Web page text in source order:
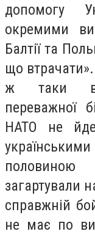
допомогу
окремими
Балтії та
що
ж таки
переважної
НАТО не
половиною
загартували
справжній
не має по